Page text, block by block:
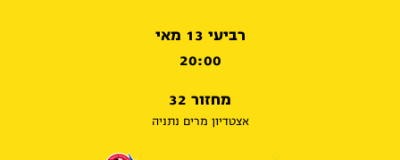
רביעי 13 מאי
20:00
מחזור 32
אצטדיון מרים נתניה